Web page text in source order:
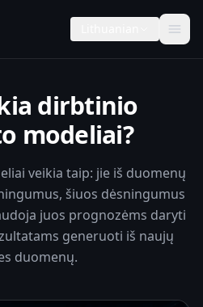
dirbtinio
modeliai?
veikia taip: jie iš duomenų
šiuos dėsningumus
juos prognozėms daryti
generuoti iš naujų
duomenų.